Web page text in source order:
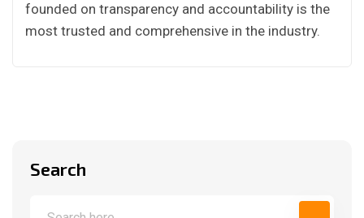
founded on transparency and accountability is the
most trusted and comprehensive in the industry.
Search